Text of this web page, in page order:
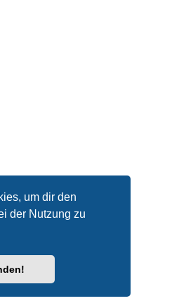
um dir den
der Nutzung zu